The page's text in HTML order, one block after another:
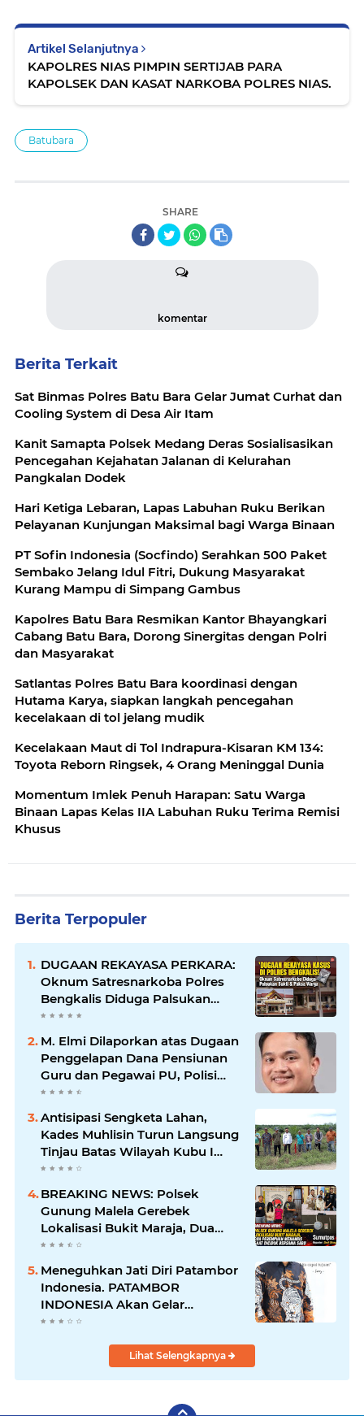
Artikel Selanjutnya
KAPOLRES NIAS PIMPIN SERTIJAB PARA
KAPOLSEK DAN KASAT NARKOBA POLRES NIAS.
Batubara
SHARE
komentar
Berita Terkait
Sat Binmas Polres Batu Bara Gelar Jumat Curhat dan
Cooling System di Desa Air Itam
Kanit Samapta Polsek Medang Deras Sosialisasikan
Pencegahan Kejahatan Jalanan di Kelurahan
Pangkalan Dodek
Hari Ketiga Lebaran, Lapas Labuhan Ruku Berikan
Pelayanan Kunjungan Maksimal bagi Warga Binaan
PT Sofin Indonesia (Socfindo) Serahkan 500 Paket
Sembako Jelang Idul Fitri, Dukung Masyarakat
Kurang Mampu di Simpang Gambus
Kapolres Batu Bara Resmikan Kantor Bhayangkari
Cabang Batu Bara, Dorong Sinergitas dengan Polri
dan Masyarakat
Satlantas Polres Batu Bara koordinasi dengan
Hutama Karya, siapkan langkah pencegahan
kecelakaan di tol jelang mudik
Kecelakaan Maut di Tol Indrapura-Kisaran KM 134:
Toyota Reborn Ringsek, 4 Orang Meninggal Dunia
Momentum Imlek Penuh Harapan: Satu Warga
Binaan Lapas Kelas IIA Labuhan Ruku Terima Remisi
Khusus
Berita Terpopuler
DUGAAN REKAYASA PERKARA:
Oknum Satresnarkoba Polres
Bengkalis Diduga Palsukan
Barang Bukti Hingga Paksa
Warga Hadir di TKP
M. Elmi Dilaporkan atas Dugaan
Penggelapan Dana Pensiunan
Guru dan Pegawai PU, Polisi
Pastikan Proses Hukum
Berjalan
Antisipasi Sengketa Lahan,
Kades Muhlisin Turun Langsung
Tinjau Batas Wilayah Kubu I
yang Diduga Diserobot PT Jatim
BREAKING NEWS: Polsek
Gunung Malela Gerebek
Lokalisasi Bukit Maraja, Dua
Perempuan Menangis Saat
Diciduk Bersama Sabu
Meneguhkan Jati Diri Patambor
Indonesia. PATAMBOR
INDONESIA Akan Gelar
RAKERNAS II Di Jakarta.
Lihat Selengkapnya